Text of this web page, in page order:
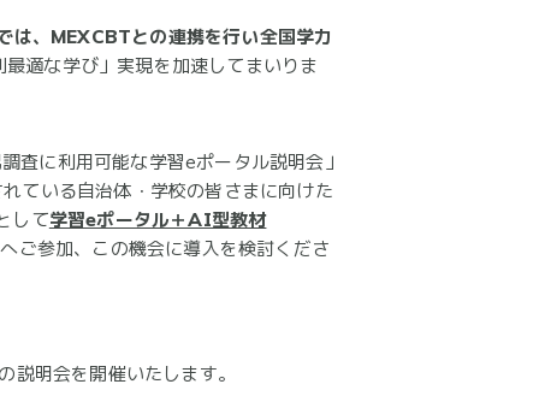
、MEXCBTとの連携を行い全国学力
適な学び」実現を加速してまいりま
査に利用可能な学習eポータル説明会」
ている自治体・学校の皆さまに向けた
して学習eポータル＋AI型教材
ご参加、この機会に導入を検討くださ
明会を開催いたします。